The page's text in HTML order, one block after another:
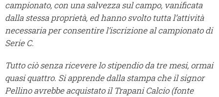
campionato, con una salvezza sul campo, vanificata
dalla stessa proprietà, ed hanno svolto tutta l’attività
necessaria per consentire l’iscrizione al campionato di
Serie C.
Tutto ciò senza ricevere lo stipendio da tre mesi, ormai
quasi quattro. Si apprende dalla stampa che il signor
Pellino avrebbe acquistato il Trapani Calcio (fonte